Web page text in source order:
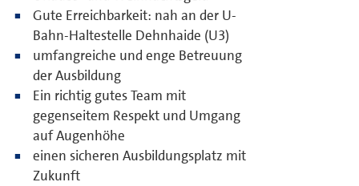
Gute Erreichbarkeit: nah an der U-
Bahn-Haltestelle Dehnhaide (U3)
umfangreiche und enge Betreuung
der Ausbildung
Ein richtig gutes Team mit
gegenseitem Respekt und Umgang
auf Augenhöhe
einen sicheren Ausbildungsplatz mit
Zukunft